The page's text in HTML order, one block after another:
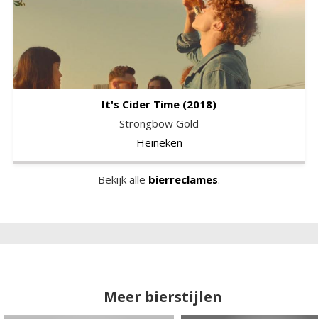
It's Cider Time (2018)
Strongbow Gold
Heineken
Bekijk alle bierreclames.
Meer bierstijlen